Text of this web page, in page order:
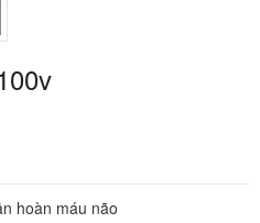
hoàn máu não